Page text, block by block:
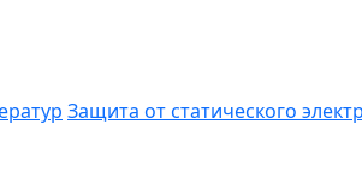
Защита от статического